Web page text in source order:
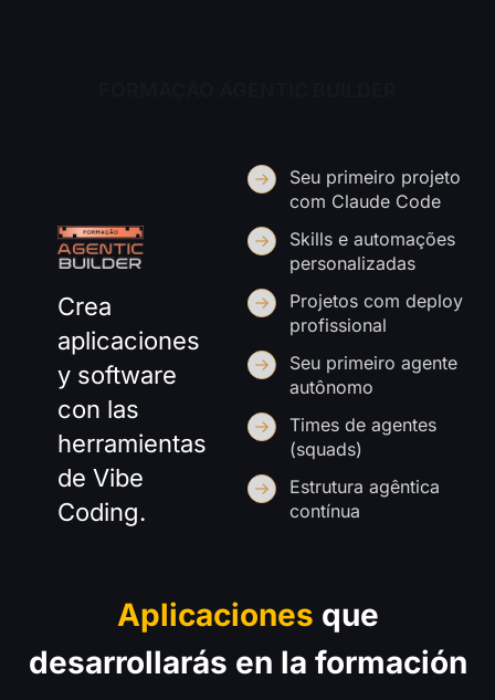
Crea
aplicaciones
y software
con las
herramientas
de Vibe
Coding.
Seu primeiro projeto
com Claude Code
Skills e automações
personalizadas
Projetos com deploy
profissional
Seu primeiro agente
autônomo
Times de agentes
(squads)
Estrutura agêntica
contínua
Aplicaciones que
desarrollarás en la formación